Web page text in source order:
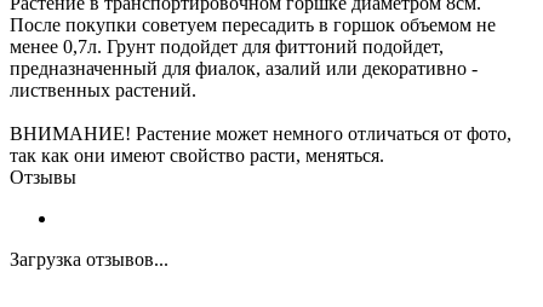
После покупки советуем пересадить в горшок объемом не
менее 0,7л. Грунт подойдет для фиттоний подойдет,
предназначенный для фиалок, азалий или декоративно -
лиственных растений.
ВНИМАНИЕ! Растение может немного отличаться от фото,
так как они имеют свойство расти, меняться.
Отзывы
Загрузка отзывов...